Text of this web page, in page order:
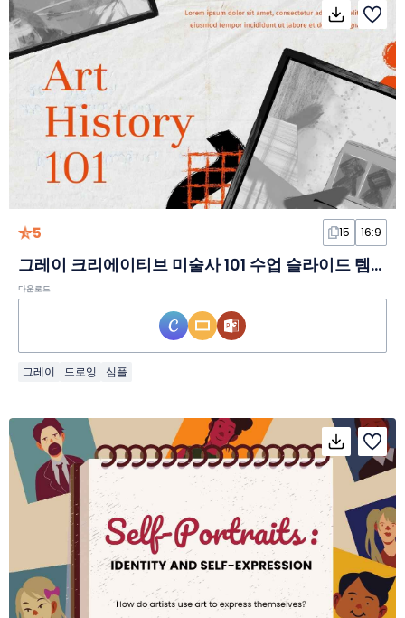
5 15 16:9
그레이 크리에이티브 미술사 101 수업 슬라이드 템플릿
다운로드
그레이 드로잉 심플